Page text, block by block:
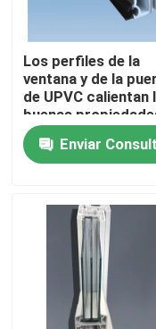
Control de calidad
Éntrenos en
Pida una cita
Perfiles de la
Perfiles de la
Los perfiles de la
ventana y de la
de UPVC calientan
buenas
ISO9001 del
aislamiento
Enviar